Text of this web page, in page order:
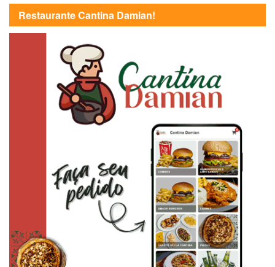
Restaurante Cantina Damian!